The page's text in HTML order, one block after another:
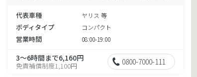
代表車種
ヤリス 等
ボディタイプ コンパクト
営業時間 08:00-19:00
3～6時間まで6,160円
免責補償制度1,100円 0800-7000-111